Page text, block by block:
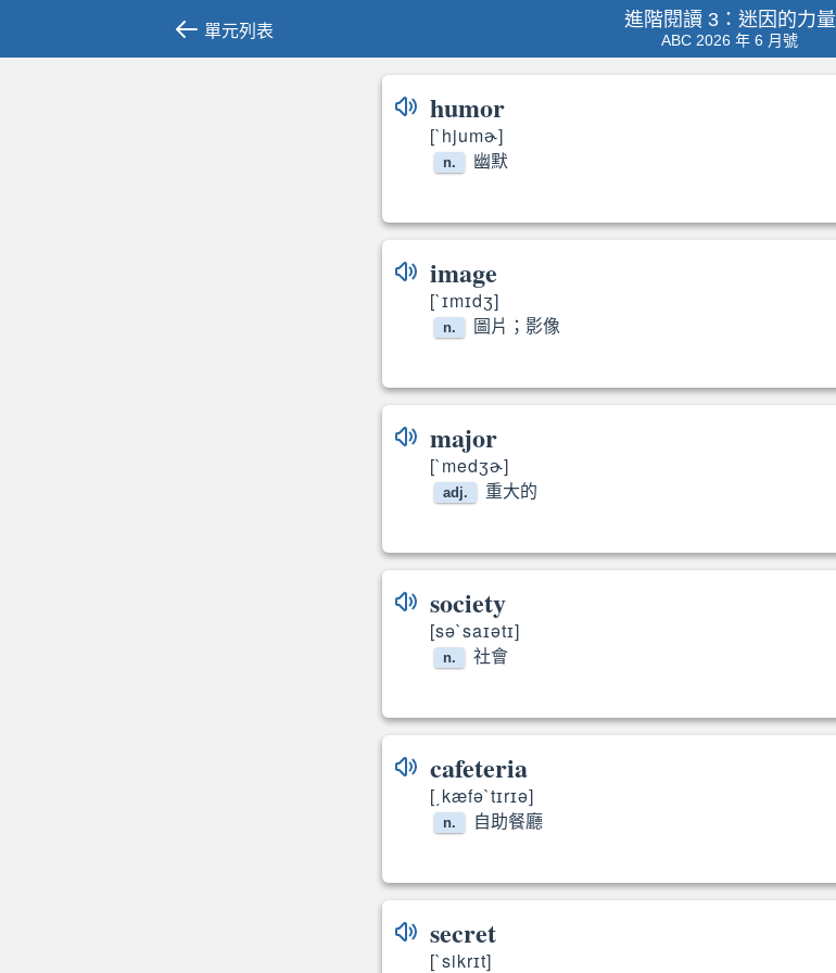
單元列表
進階閱讀 3：迷因的力量
ABC 2026 年 6 月號
humor
[`hjumɚ]
n. 幽默
humor
image
[`ɪmɪdʒ]
n. 圖片；影像
images
major
[`medʒɚ]
adj. 重大的
major
society
[sə`saɪətɪ]
n. 社會
society
cafeteria
[͵kæfə`tɪrɪə]
n. 自助餐廳
cafeteria
secret
[`sikrɪt]